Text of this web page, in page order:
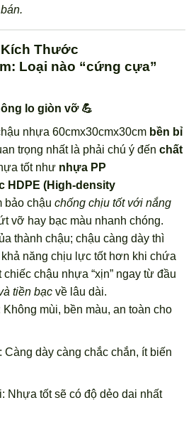
Thước
Loại nào “cứng cựa”
lo giòn vỡ 💪
nhựa 60cmx30cmx30cm bền bỉ
trọng nhất là phải chú ý đến chất
tốt như nhựa PP
HDPE (High-density
bảo chậu chống chịu tốt với nắng
vỡ hay bạc màu nhanh chóng.
thành chậu; chậu càng dày thì
năng chịu lực tốt hơn khi chứa
chậu nhựa “xịn” ngay từ đầu
tiền bạc về lâu dài.
mùi, bền màu, an toàn cho
dày càng chắc chắn, ít biến
Nhựa tốt sẽ có độ dẻo dai nhất